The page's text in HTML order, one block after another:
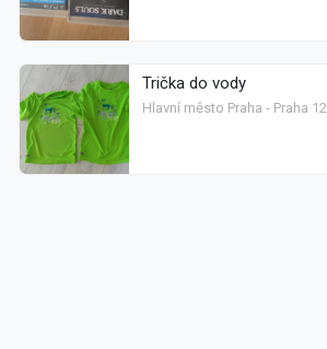
Trička do vody
Hlavní město Praha - Praha 12